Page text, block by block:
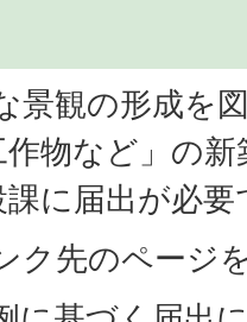
景観の形成を
物など」の
に届出が必要
ク先のページ